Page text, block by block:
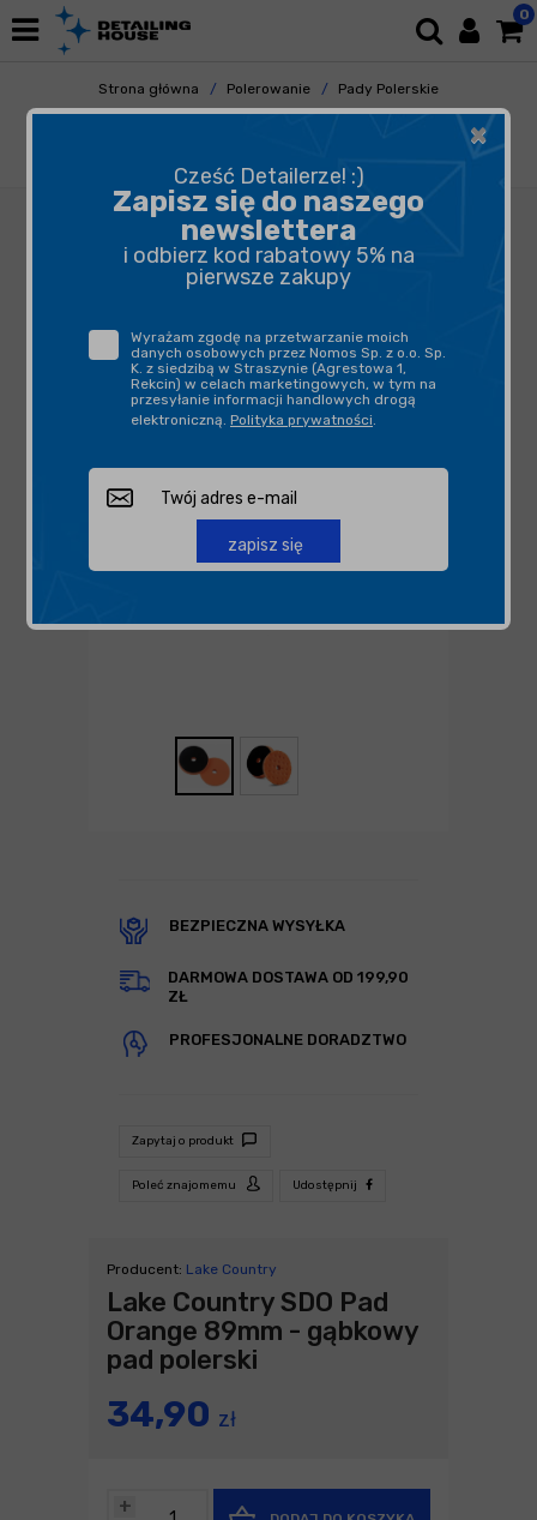
0
Strona główna Polerowanie
Pady Polerskie
Gąbki Polerskie
BEZPIECZNA WYSYŁKA
DARMOWA DOSTAWA OD 199,90
ZŁ
PROFESJONALNE DORADZTWO
Zapytaj o produkt
Poleć znajomemu Udostępnij
Producent: Lake Country
Lake Country SDO Pad
Orange 89mm - gąbkowy
pad polerski
34,90 zł
+
×
Cześć Detailerze! :)
Zapisz się do naszego
newslettera
i odbierz kod rabatowy 5% na
pierwsze zakupy
Wyrażam zgodę na przetwarzanie moich
danych osobowych przez Nomos Sp. z o.o. Sp.
K. z siedzibą w Straszynie (Agrestowa 1,
Rekcin) w celach marketingowych, w tym na
przesyłanie informacji handlowych drogą
elektroniczną. Polityka prywatności.
zapisz się